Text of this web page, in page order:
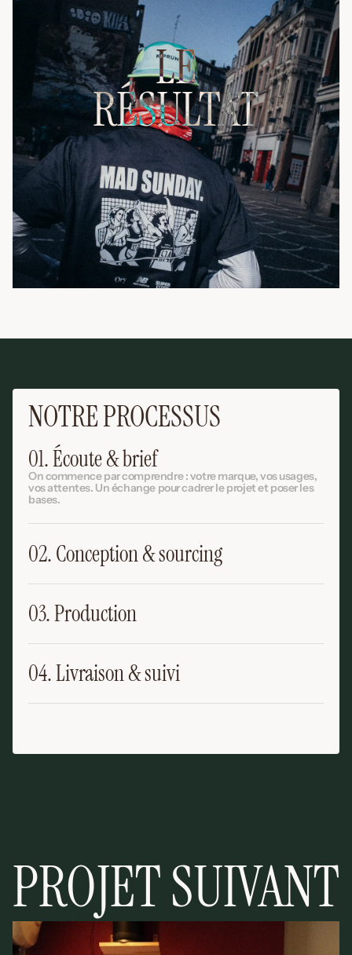
chaque détail à la hauteur du
partenaire.
LE
RÉSULTAT
NOTRE PROCESSUS
01. Écoute & brief
On commence par comprendre : votre marque, vos usages,
vos attentes. Un échange pour cadrer le projet et poser les
bases.
02. Conception & sourcing
03. Production
04. Livraison & suivi
PROJET SUIVANT